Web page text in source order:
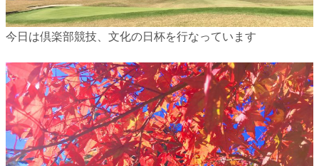
今日は倶楽部競技、文化の日杯を行なっています